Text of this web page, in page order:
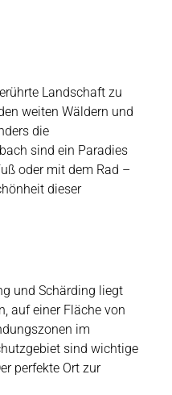
Landschaft zu
weiten Wäldern und
die
sind ein Paradies
oder mit dem Rad –
dieser
und Schärding liegt
auf einer Fläche von
im
sind wichtige
perfekte Ort zur